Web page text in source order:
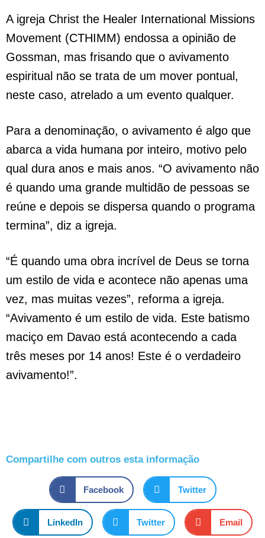
A igreja Christ the Healer International Missions
Movement (CTHIMM) endossa a opinião de
Gossman, mas frisando que o avivamento
espiritual não se trata de um mover pontual,
neste caso, atrelado a um evento qualquer.
Para a denominação, o avivamento é algo que
abarca a vida humana por inteiro, motivo pelo
qual dura anos e mais anos. “O avivamento não
é quando uma grande multidão de pessoas se
reúne e depois se dispersa quando o programa
termina”, diz a igreja.
“É quando uma obra incrível de Deus se torna
um estilo de vida e acontece não apenas uma
vez, mas muitas vezes”, reforma a igreja.
“Avivamento é um estilo de vida. Este batismo
maciço em Davao está acontecendo a cada
três meses por 14 anos! Este é o verdadeiro
avivamento!”.
Compartilhe com outros esta informação
Facebook Twitter
LinkedIn Twitter Email